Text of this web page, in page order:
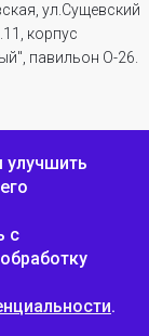
ул.Сущевский
корпус
павильон О-26.
СВЯЗЬ
с
.